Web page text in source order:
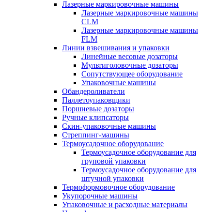
Лазерные маркировочные машины
Лазерные маркировочные машины
CLM
Лазерные маркировочные машины
FLM
Линии взвешивания и упаковки
Линейные весовые дозаторы
Мультиголовочные дозаторы
Сопутствующее оборудование
Упаковочные машины
Обандероливатели
Паллетоупаковщики
Поршневые дозаторы
Ручные клипсаторы
Скин-упаковочные машины
Стреппинг-машины
Термоусадочное оборудование
Термоусадочное оборудование для
груповой упаковки
Термоусадочное оборудование для
штучной упаковки
Термоформовочное оборудование
Укупорочные машины
Упаковочные и расходные материалы